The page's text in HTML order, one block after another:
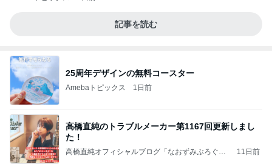
記事を読む
25周年デザインの無料コースター
Amebaトピックス 1日前
高橋直純のトラブルメーカー第1167回更新しまし
た！
高橋直純オフィシャルブログ「なおずみぶろぐ」
11日前